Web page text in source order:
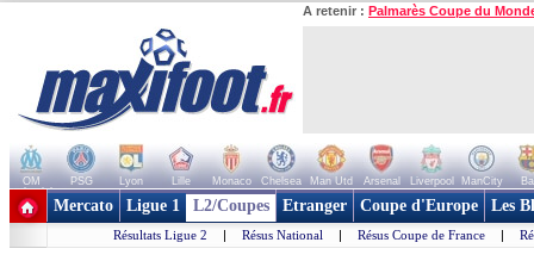
A retenir : Palmarès Coupe du
OM PSG Lyon Lille Monaco Chelsea Man Utd Arsenal Liverpool ManCity
+ de clubs
Mercato Ligue 1 L2/Coupes Etranger Coupe d'Europe Les
Résultats Ligue 2 | Résus National | Résus Coupe de France |